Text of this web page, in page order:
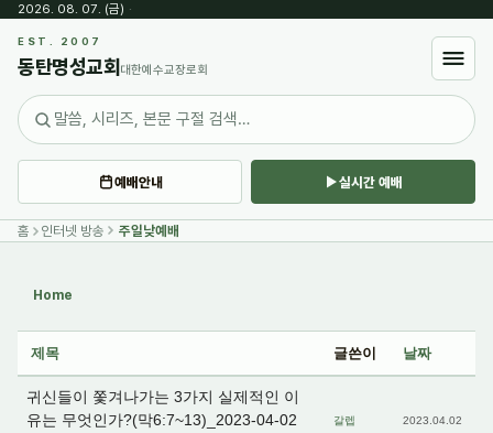
2026. 08. 07. (금) ·
EST. 2007
동탄명성교회 대한예수교장로회
예배안내 실시간 예배
홈 인터넷 방송 주일낮예배
Home
제목 글쓴이 날짜
귀신들이 쫓겨나가는 3가지 실제적인 이
유는 무엇인가?(막6:7~13)_2023-04-02
갈렙 2023.04.02
Sketchbook5, 스케치북5
Sketchbook5, 스케치북5